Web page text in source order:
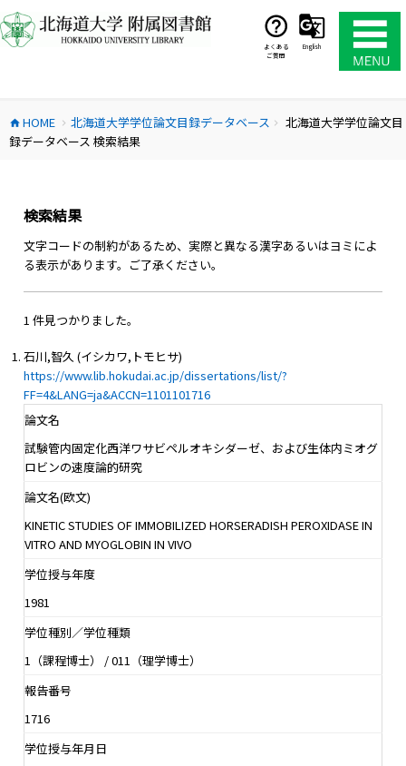
ン
テ
ス
キ
よくある
ご質問
English
home HOME chevron_right 北海道大学学位論文目録データベース chevron_right
北海道大学学位論文目
録データベース 検索結果
検索結果
文字コードの制約があるため、実際と異なる漢字あるいはヨミによ
る表示があります。ご了承ください。
1 件見つかりました。
石川,智久 (イシカワ,トモヒサ)
https://www.lib.hokudai.ac.jp/dissertations/list/?
FF=4&LANG=ja&ACCN=1101101716
論文名
試験管内固定化西洋ワサビペルオキシダーゼ、および生体内ミオグ
ロビンの速度論的研究
論文名(欧文)
KINETIC STUDIES OF IMMOBILIZED HORSERADISH PEROXIDASE IN
VITRO AND MYOGLOBIN IN VIVO
学位授与年度
1981
学位種別／学位種類
1（課程博士） / 011（理学博士）
報告番号
1716
学位授与年月日